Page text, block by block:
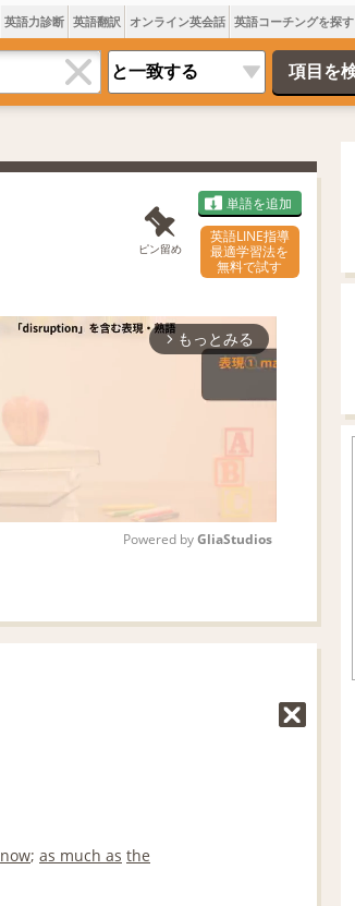
英語力診断 英語翻訳 オンライン英会話 英語コーチングを探す
ピン留め
単語を追加
英語LINE指導
最適学習法を
無料で試す
arrow_forward_ios もっとみる
Powered by GliaStudios
now; as much as the